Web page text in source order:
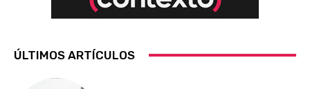
ÚLTIMOS ARTÍCULOS